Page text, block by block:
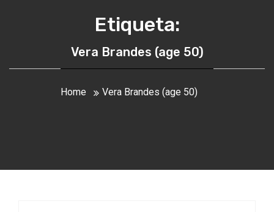
Etiqueta:
Vera Brandes (age 50)
Home Vera Brandes (age 50)